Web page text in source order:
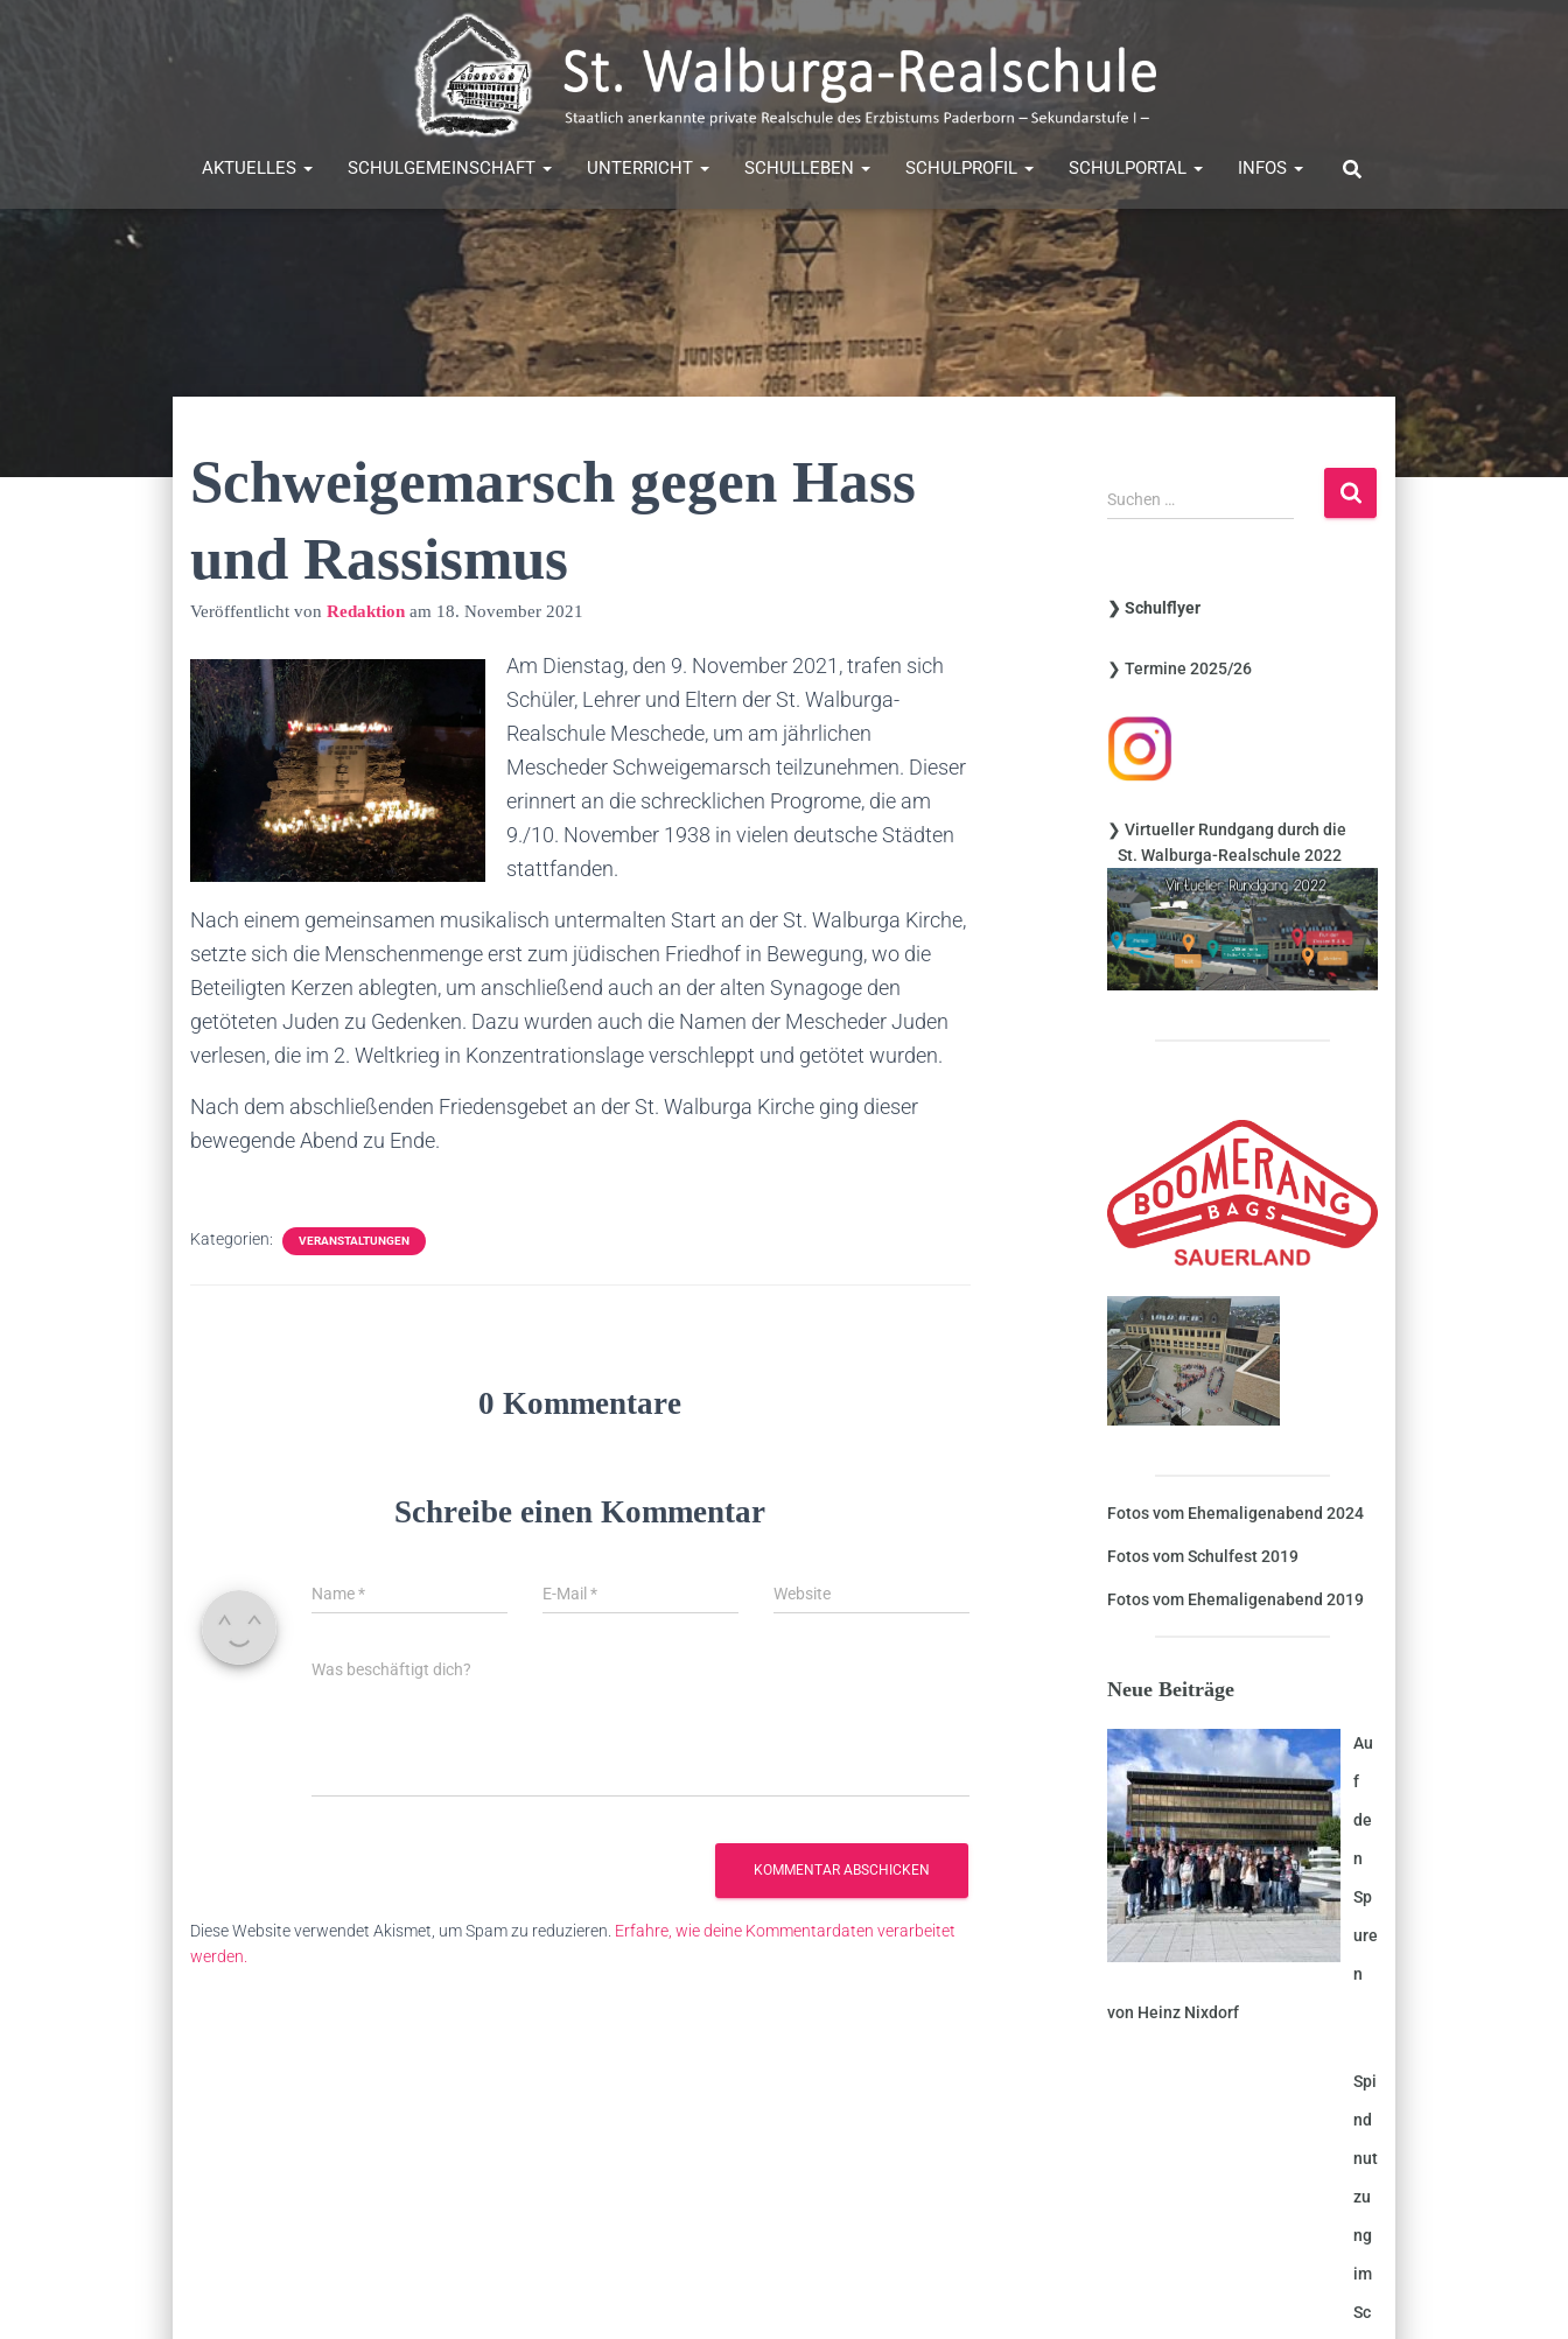
AKTUELLES SCHULGEMEINSCHAFT UNTERRICHT SCHULLEBEN SCHULPROFIL SCHULPORTAL INFOS
Schweigemarsch gegen Hass
und Rassismus
Veröffentlicht von Redaktionam 18. November 2021
Am Dienstag, den 9. November 2021, trafen sich
Schüler, Lehrer und Eltern der St. Walburga-
Realschule Meschede, um am jährlichen
Mescheder Schweigemarsch teilzunehmen. Dieser
erinnert an die schrecklichen Progrome, die am
9./10. November 1938 in vielen deutsche Städten
stattfanden.
Nach einem gemeinsamen musikalisch untermalten Start an der St. Walburga Kirche,
setzte sich die Menschenmenge erst zum jüdischen Friedhof in Bewegung, wo die
Beteiligten Kerzen ablegten, um anschließend auch an der alten Synagoge den
getöteten Juden zu Gedenken. Dazu wurden auch die Namen der Mescheder Juden
verlesen, die im 2. Weltkrieg in Konzentrationslage verschleppt und getötet wurden.
Nach dem abschließenden Friedensgebet an der St. Walburga Kirche ging dieser
bewegende Abend zu Ende.
Kategorien: VERANSTALTUNGEN
0 Kommentare
Schreibe einen Kommentar
Name* E-Mail * Website
Was beschäftigt dich?
Diese Website verwendet Akismet, um Spam zu reduzieren. Erfahre, wie deine Kommentardaten verarbeitet
werden.
S
u
n
a
h
:
Suchen …
❯ Schulflyer
❯ Termine 2025/26
❯ Virtueller Rundgang durch die
St. Walburga-Realschule 2022
Fotos vom Ehemaligenabend 2024
Fotos vom Schulfest 2019
Fotos vom Ehemaligenabend 2019
Neue Beiträge
Au
f
de
n
Sp
ure
n
von Heinz Nixdorf
Spi
nd
nut
zu
ng
im
Sc